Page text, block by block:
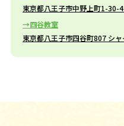
東京都八王子市中野上町1-30-
四谷教室
東京都八王子市四谷町807 シ